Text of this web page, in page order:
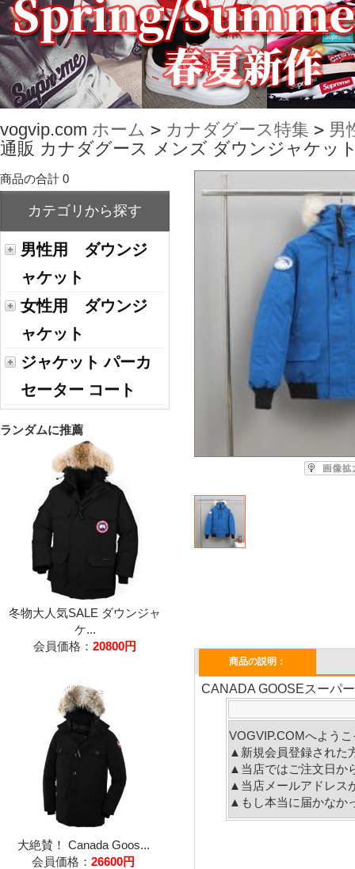
vogvip.com ホーム > カナダグース特集 > 男
通販 カナダグース メンズ ダウンジャケッ
商品の合計 0
カテゴリから探す
男性用 ダウンジ
ャケット
女性用 ダウンジ
ャケット
ジャケット パーカ
セーター コート
ランダムに推薦
冬物大人気SALE ダウンジャ
ケ...
会員価格： 20800円
大絶賛！ Canada Goos...
会員価格： 26600円
商品の説明：
CANADA GOOSEスーパ
VOGVIP.COMへよう
▲新規会員登録された
▲当店ではご注文日か
▲当店メールアドレス
▲もし本当に届かなか